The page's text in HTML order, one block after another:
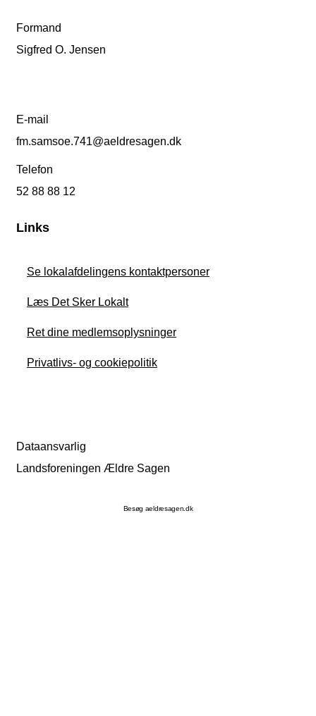
Formand
Sigfred O. Jensen
E-mail
fm.samsoe.741@aeldresagen.dk
Telefon
52 88 88 12
Links
Se lokalafdelingens kontaktpersoner
Læs Det Sker Lokalt
Ret dine medlemsoplysninger
Privatlivs- og cookiepolitik
Dataansvarlig
Landsforeningen Ældre Sagen
Besøg aeldresagen.dk